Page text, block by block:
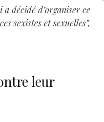
décidé d’organiser ce
sexistes et sexuelles”,
leur